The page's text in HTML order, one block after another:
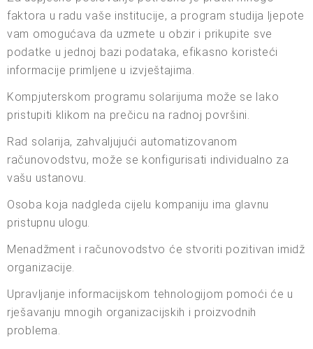
faktora u radu vaše institucije, a program studija ljepote
vam omogućava da uzmete u obzir i prikupite sve
podatke u jednoj bazi podataka, efikasno koristeći
informacije primljene u izvještajima.
Kompjuterskom programu solarijuma može se lako
pristupiti klikom na prečicu na radnoj površini.
Rad solarija, zahvaljujući automatizovanom
računovodstvu, može se konfigurisati individualno za
vašu ustanovu.
Osoba koja nadgleda cijelu kompaniju ima glavnu
pristupnu ulogu.
Menadžment i računovodstvo će stvoriti pozitivan imidž
organizacije.
Upravljanje informacijskom tehnologijom pomoći će u
rješavanju mnogih organizacijskih i proizvodnih
problema.